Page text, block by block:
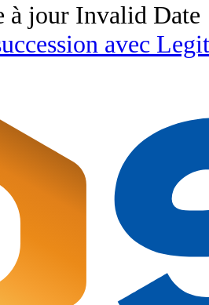
à jour Invalid Date
avec